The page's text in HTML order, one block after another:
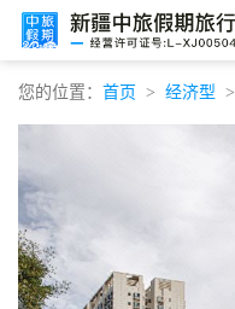
您的位置： 首页 经济型